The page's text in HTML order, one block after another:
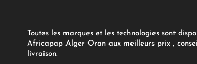
Toutes les marques et les technologies sont
Africapap Alger Oran aux meilleurs prix ,
livraison.